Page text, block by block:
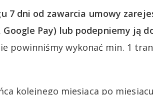
7 dni od zawarcia umowy
Pay) lub podepniemy ją
powinniśmy wykonać min. 1
kolejnego miesiąca po